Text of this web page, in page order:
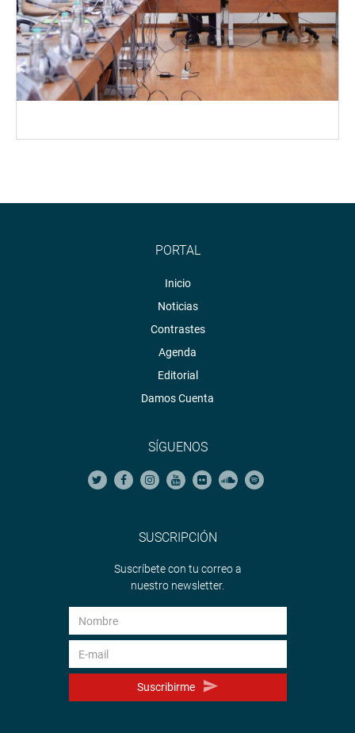
PORTAL
Inicio
Noticias
Contrastes
Agenda
Editorial
Damos Cuenta
SÍGUENOS
SUSCRIPCIÓN
Suscríbete con tu correo a
nuestro newsletter.
Suscribirme